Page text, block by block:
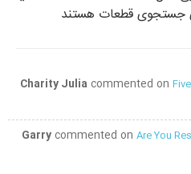
Charity Julia commented on
Garry commented on Are You